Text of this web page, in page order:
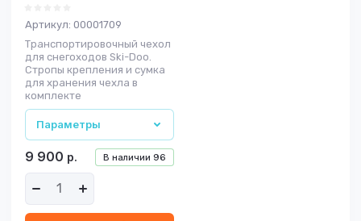
Артикул: 00001709
Транспортировочный чехол
для снегоходов Ski-Doo.
Стропы крепления и сумка
для хранения чехла в
комплекте
Параметры
В наличии 96
9 900 р.